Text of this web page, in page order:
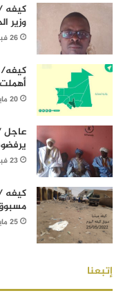
كيفه
وزير
26 فبراير، 2021
كيفه/
20 مايو، 2022
عاجل
23 فبراير، 2021
كيفه
25 مايو، 2022
إتبعنا